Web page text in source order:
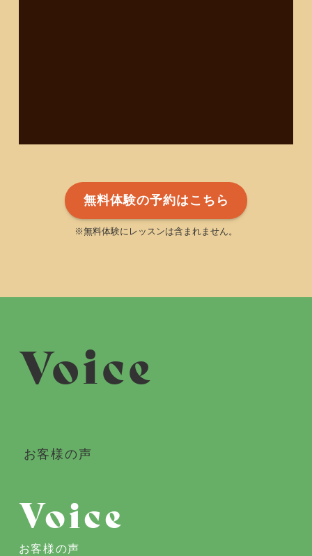
無料体験の予約はこちら
※無料体験にレッスンは含まれません。
Voice
お客様の声
Voice
お客様の声